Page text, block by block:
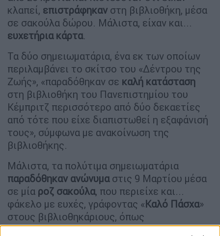
κλαπεί, επιστράφηκαν στη βιβλιοθήκη, μέσα
σε σακούλα δώρου. Μάλιστα, είχαν και...
ευχετήρια κάρτα.
Τα δύο σημειωματάρια, ένα εκ των οποίων
περιλαμβάνει το σκίτσο του «Δέντρου της
Ζωής», «παραδόθηκαν σε καλή κατάσταση
στη βιβλιοθήκη του Πανεπιστημίου του
Κέμπριτζ περισσότερο από δύο δεκαετίες
από τότε που είχε διαπιστωθεί η εξαφάνισή
τους», σύμφωνα με ανακοίνωση της
βιβλιοθήκης.
Μάλιστα, τα πολύτιμα σημειωματάρια
παραδόθηκαν ανώνυμαστις 9 Μαρτίου μέσα
σε μία ροζ σακούλα, που περιείχε και...
φάκελο με ευχές, γράφοντας «Καλό Πάσχα»
στους βιβλιοθηκάριους, όπως
διευκρινίζεται στη σχετική ανακοίνωση.